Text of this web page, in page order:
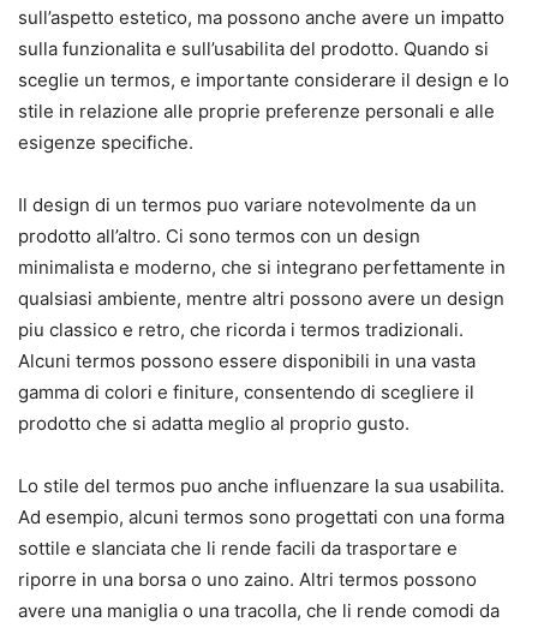
sull’aspetto estetico, ma possono anche avere un impatto
sulla funzionalita e sull’usabilita del prodotto. Quando si
sceglie un termos, e importante considerare il design e lo
stile in relazione alle proprie preferenze personali e alle
esigenze specifiche.
Il design di un termos puo variare notevolmente da un
prodotto all’altro. Ci sono termos con un design
minimalista e moderno, che si integrano perfettamente in
qualsiasi ambiente, mentre altri possono avere un design
piu classico e retro, che ricorda i termos tradizionali.
Alcuni termos possono essere disponibili in una vasta
gamma di colori e finiture, consentendo di scegliere il
prodotto che si adatta meglio al proprio gusto.
Lo stile del termos puo anche influenzare la sua usabilita.
Ad esempio, alcuni termos sono progettati con una forma
sottile e slanciata che li rende facili da trasportare e
riporre in una borsa o uno zaino. Altri termos possono
avere una maniglia o una tracolla, che li rende comodi da